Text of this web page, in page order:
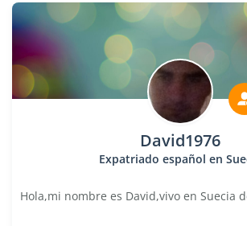
David1976
Expatriado español en
Hola,mi nombre es David,vivo en Suecia